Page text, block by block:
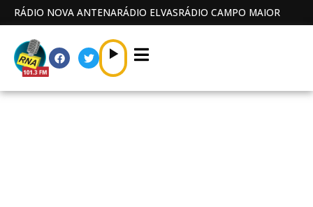
RÁDIO NOVA ANTENARÁDIO ELVASRÁDIO CAMPO MAIOR